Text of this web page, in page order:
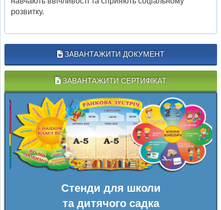
розвитку.
ЗАВАНТАЖИТИ ДОКУМЕНТ
ЗАВАНТАЖИТИ СЕРТИФІКАТ
Стенди для школи
та дитячого садка